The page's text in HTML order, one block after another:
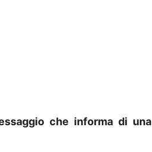
che informa di una